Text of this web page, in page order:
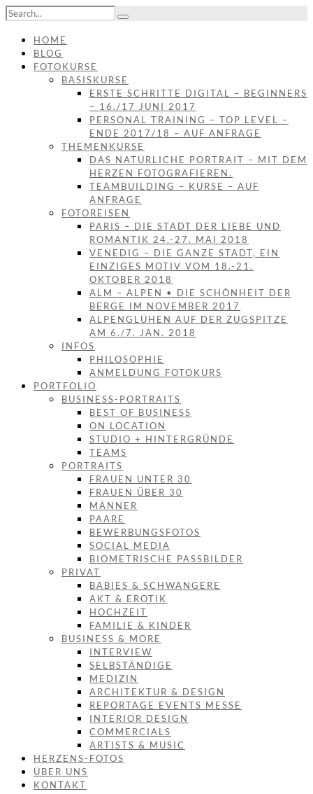
HOME
BLOG
FOTOKURSE
BASISKURSE
ERSTE SCHRITTE DIGITAL – BEGINNERS
– 16./17 JUNI 2017
PERSONAL TRAINING – TOP LEVEL –
ENDE 2017/18 – AUF ANFRAGE
THEMENKURSE
DAS NATÜRLICHE PORTRAIT – MIT DEM
HERZEN FOTOGRAFIEREN.
TEAMBUILDING – KURSE – AUF
ANFRAGE
FOTOREISEN
PARIS – DIE STADT DER LIEBE UND
ROMANTIK 24.-27. MAI 2018
VENEDIG – DIE GANZE STADT, EIN
EINZIGES MOTIV VOM 18.-21.
OKTOBER 2018
ALM – ALPEN • DIE SCHÖNHEIT DER
BERGE IM NOVEMBER 2017
ALPENGLÜHEN AUF DER ZUGSPITZE
AM 6./7. JAN. 2018
INFOS
PHILOSOPHIE
ANMELDUNG FOTOKURS
PORTFOLIO
BUSINESS-PORTRAITS
BEST OF BUSINESS
ON LOCATION
STUDIO + HINTERGRÜNDE
TEAMS
PORTRAITS
FRAUEN UNTER 30
FRAUEN ÜBER 30
MÄNNER
PAARE
BEWERBUNGSFOTOS
SOCIAL MEDIA
BIOMETRISCHE PASSBILDER
PRIVAT
BABIES & SCHWANGERE
AKT & EROTIK
HOCHZEIT
FAMILIE & KINDER
BUSINESS & MORE
INTERVIEW
SELBSTÄNDIGE
MEDIZIN
ARCHITEKTUR & DESIGN
REPORTAGE EVENTS MESSE
INTERIOR DESIGN
COMMERCIALS
ARTISTS & MUSIC
HERZENS-FOTOS
ÜBER UNS
KONTAKT